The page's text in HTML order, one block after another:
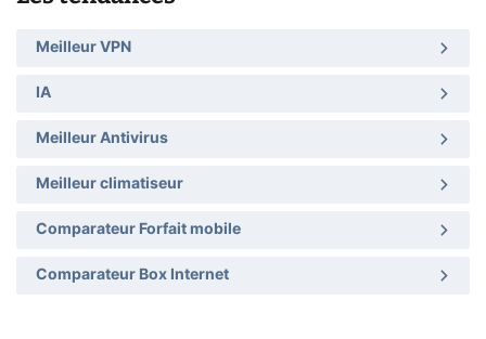
Meilleur VPN
IA
Meilleur Antivirus
Meilleur climatiseur
Comparateur Forfait mobile
Comparateur Box Internet